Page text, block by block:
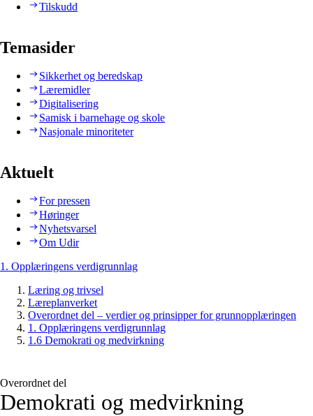
Tilskudd
Temasider
Sikkerhet og beredskap
Læremidler
Digitalisering
Samisk i barnehage og skole
Nasjonale minoriteter
Aktuelt
For pressen
Høringer
Nyhetsvarsel
Om Udir
1. Opplæringens verdigrunnlag
Læring og trivsel
Læreplanverket
Overordnet del – verdier og prinsipper for grunnopplæringen
1. Opplæringens verdigrunnlag
1.6 Demokrati og medvirkning
Overordnet del
Demokrati og medvirkning